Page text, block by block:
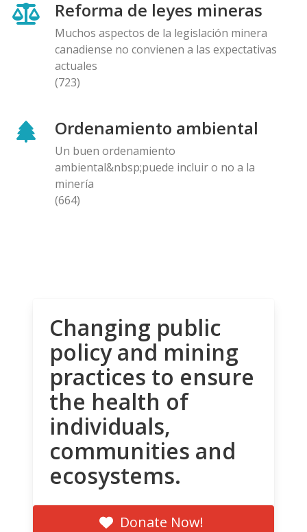
Reforma de leyes mineras
Muchos aspectos de la legislación minera
canadiense no convienen a las expectativas
actuales
(723)
Ordenamiento ambiental
Un buen ordenamiento
ambiental&nbsp;puede incluir o no a la
minería
(664)
Changing public
policy and mining
practices to ensure
the health of
individuals,
communities and
ecosystems.
Donate Now!